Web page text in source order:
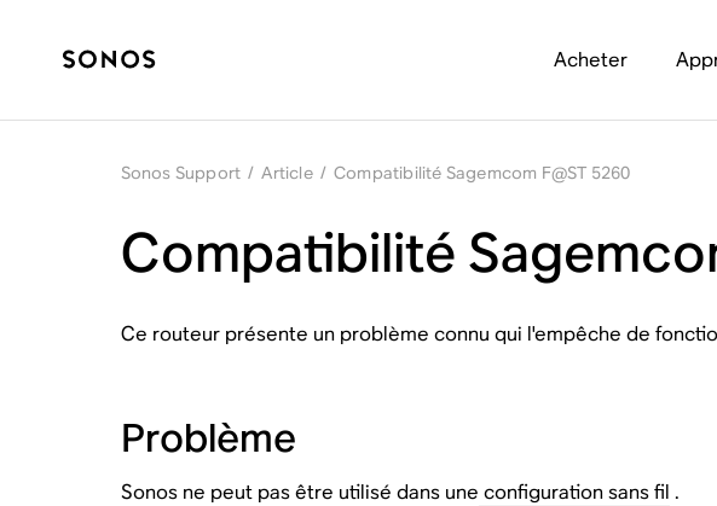
Acheter
Sonos Support / Article / Compatibilité Sagemcom F@ST 5260
Compatibilité
Ce routeur présente un problème connu qui l'empêche de
Problème
Sonos ne peut pas être utilisé dans une configuration sans fil .